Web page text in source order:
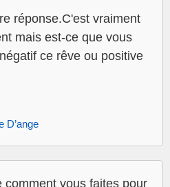
réponse.C'est vraiment
mais est-ce que vous
ce rêve ou positive
D’ange
comment vous faites pour